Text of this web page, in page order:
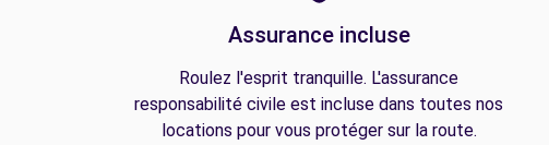
Assurance incluse
Roulez l'esprit tranquille. L'assurance
responsabilité civile est incluse dans toutes nos
locations pour vous protéger sur la route.